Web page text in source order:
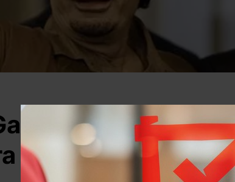
en un
las fuerzas leales.